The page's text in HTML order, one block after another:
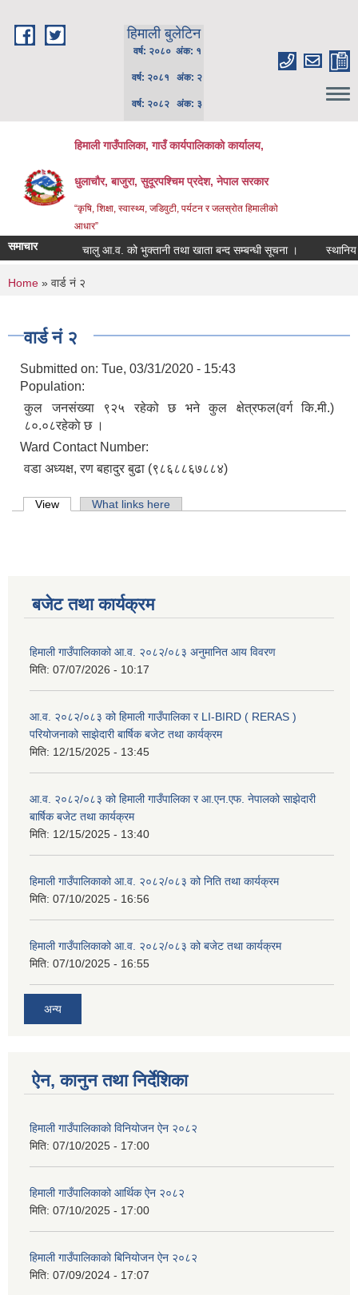
हिमाली बुलेटिन
वर्ष: २०८० अंक: १
वर्ष: २०८१ अंक: २
वर्ष: २०८२ अंक: ३
हिमाली गाउँपालिका, गाउँ कार्यपालिकाकाे कार्यालय,
धुलाचौर, बाजुरा, सुदूरपश्चिम प्रदेश, नेपाल सरकार
“कृषि, शिक्षा, स्वास्थ्य, जडिवुटी, पर्यटन र जलस्रोत हिमालीको
आधार”
समाचार चालु आ.व. को भुक्तानी तथा खाता बन्द सम्बन्धी सूचना । स्थानिय
You are here
Home » वार्ड नं २
वार्ड नं २
Submitted on: Tue, 03/31/2020 - 15:43
Population:
कुल जनसंख्या ९२५ रहेको छ भने कुल क्षेत्रफल(वर्ग कि.मी.)
८०.०८रहेकाे छ ।
Ward Contact Number:
वडा अध्यक्ष, रण बहादुर बुढा (९८६८८६७८८४)
Primary tabs
View (active tab)What links here
बजेट तथा कार्यक्रम
हिमाली गाउँपालिकाको आ.व. २०८२/०८३ अनुमानित आय विवरण
मिति: 07/07/2026 - 10:17
आ.व. २०८२/०८३ को हिमाली गाउँपालिका र LI-BIRD ( RERAS )
परियोजनाको साझेदारी बार्षिक बजेट तथा कार्यक्रम
मिति: 12/15/2025 - 13:45
आ.व. २०८२/०८३ को हिमाली गाउँपालिका र आ.एन.एफ. नेपालको साझेदारी
बार्षिक बजेट तथा कार्यक्रम
मिति: 12/15/2025 - 13:40
हिमाली गाउँपालिकाको आ.व. २०८२/०८३ को निति तथा कार्यक्रम
मिति: 07/10/2025 - 16:56
हिमाली गाउँपालिकाको आ.व. २०८२/०८३ को बजेट तथा कार्यक्रम
मिति: 07/10/2025 - 16:55
अन्य
ऐन, कानुन तथा निर्देशिका
हिमाली गाउँपालिकाको विनियोजन ऐन २०८२
मिति: 07/10/2025 - 17:00
हिमाली गाउँपालिकाको आर्थिक ऐन २०८२
मिति: 07/10/2025 - 17:00
हिमाली गाउँपालिकाकाे बिनियोजन ऐन २०८२
मिति: 07/09/2024 - 17:07